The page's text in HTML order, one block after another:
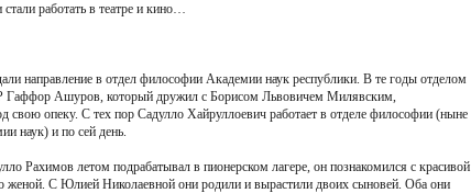
работать в театре и кино…
направление в отдел философии Академии наук республики. В те годы отделом
Гаффор Ашуров, который дружил с Борисом Львовичем Милявским,
свою опеку. С тех пор Садулло Хайруллоевич работает в отделе философии (ныне
наук) и по сей день.
Рахимов летом подрабатывал в пионерском лагере, он познакомился с красивой
женой. С Юлией Николаевной они родили и вырастили двоих сыновей. Оба они